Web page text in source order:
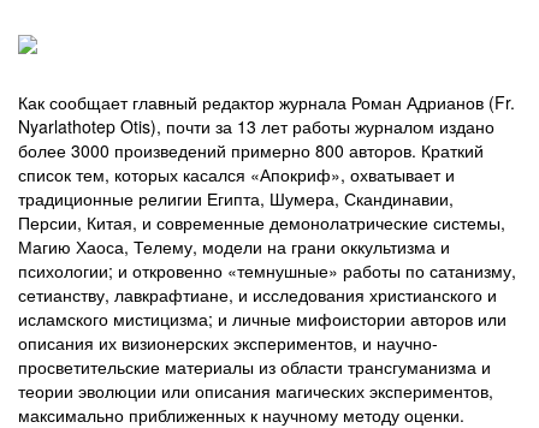
Как сообщает главный редактор журнала Роман Адрианов (Fr.
Nyarlathotep Otis), почти за 13 лет работы журналом издано
более 3000 произведений примерно 800 авторов. Краткий
список тем, которых касался «Апокриф», охватывает и
традиционные религии Египта, Шумера, Скандинавии,
Персии, Китая, и современные демонолатрические системы,
Магию Хаоса, Телему, модели на грани оккультизма и
психологии; и откровенно «темнушные» работы по сатанизму,
сетианству, лавкрафтиане, и исследования христианского и
исламского мистицизма; и личные мифоистории авторов или
описания их визионерских экспериментов, и научно-
просветительские материалы из области трансгуманизма и
теории эволюции или описания магических экспериментов,
максимально приближенных к научному методу оценки.